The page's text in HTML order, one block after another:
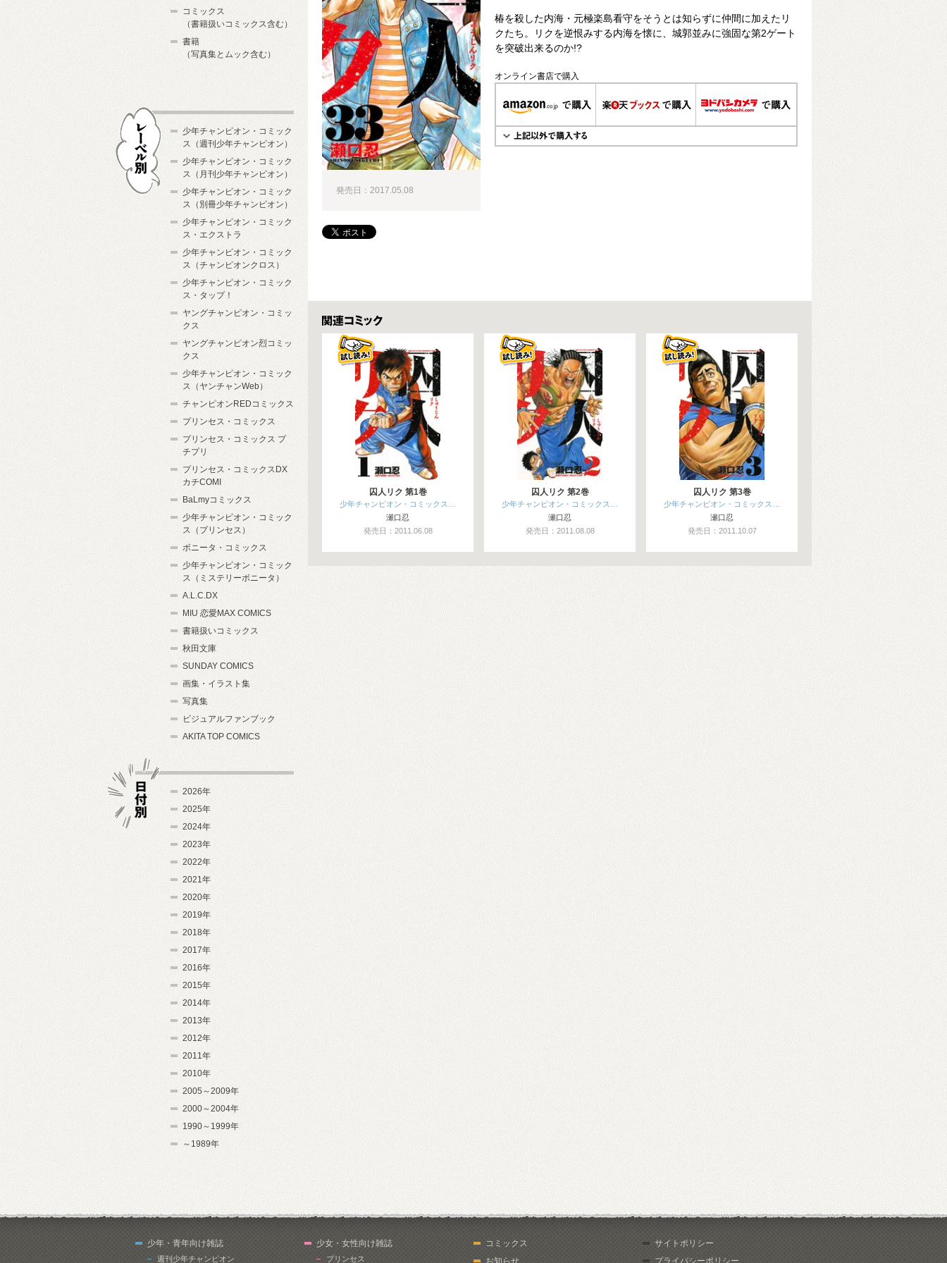
椿を殺した内海・元極楽島看守をそうとは知らずに仲間に加えたリ
クたち。リクを逆恨みする内海を懐に、城郭並みに強固な第2ゲート
を突破出来るのか!?
オンライン書店で購入
発売日：2017.05.08
関連コミックス
囚人リク 第1巻
少年チャンピオン・コミックス…
瀬口忍
発売日：2011.06.08
囚人リク 第2巻
少年チャンピオン・コミックス…
瀬口忍
発売日：2011.08.08
囚人リク 第3巻
少年チャンピオン・コミックス…
瀬口忍
発売日：2011.10.07
コミックス
（書籍扱いコミックス含む）
書籍
（写真集とムック含む）
少年チャンピオン・コミック
ス（週刊少年チャンピオン）
少年チャンピオン・コミック
ス（月刊少年チャンピオン）
少年チャンピオン・コミック
ス（別冊少年チャンピオン）
少年チャンピオン・コミック
ス・エクストラ
少年チャンピオン・コミック
ス（チャンピオンクロス）
少年チャンピオン・コミック
ス・タップ！
ヤングチャンピオン・コミッ
クス
ヤングチャンピオン烈コミッ
クス
少年チャンピオン・コミック
ス（ヤンチャンWeb）
チャンピオンREDコミックス
プリンセス・コミックス
プリンセス・コミックス プ
チプリ
プリンセス・コミックスDX
カチCOMI
BaLmyコミックス
少年チャンピオン・コミック
ス（プリンセス）
ボニータ・コミックス
少年チャンピオン・コミック
ス（ミステリーボニータ）
A.L.C.DX
MIU 恋愛MAX COMICS
書籍扱いコミックス
秋田文庫
SUNDAY COMICS
画集・イラスト集
写真集
ビジュアルファンブック
AKITA TOP COMICS
2026年
2025年
2024年
2023年
2022年
2021年
2020年
2019年
2018年
2017年
2016年
2015年
2014年
2013年
2012年
2011年
2010年
2005～2009年
2000～2004年
1990～1999年
～1989年
少年・青年向け雑誌
週刊少年チャンピオン
少女・女性向け雑誌
プリンセス
コミックス
お知らせ
サイトポリシー
プライバシーポリシー